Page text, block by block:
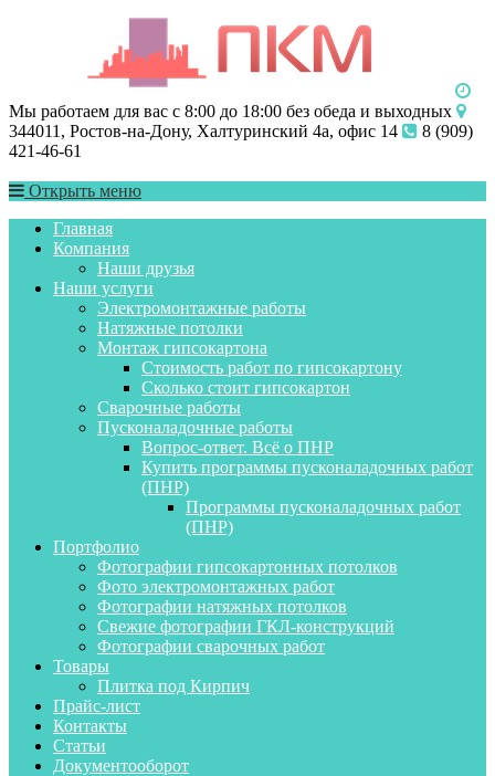
Мы работаем для вас с 8:00 до 18:00 без обеда и выходных
344011, Ростов-на-Дону, Халтуринский 4а, офис 14
8 (909)
421-46-61
Открыть меню
Главная
Компания
Наши друзья
Наши услуги
Электромонтажные работы
Натяжные потолки
Монтаж гипсокартона
Стоимость работ по гипсокартону
Сколько стоит гипсокартон
Сварочные работы
Пусконаладочные работы
Вопрос-ответ. Всё о ПНР
Купить программы пусконаладочных работ
(ПНР)
Программы пусконаладочных работ
(ПНР)
Портфолио
Фотографии гипсокартонных потолков
Фото электромонтажных работ
Фотографии натяжных потолков
Свежие фотографии ГКЛ-конструкций
Фотографии сварочных работ
Товары
Плитка под Кирпич
Прайс-лист
Контакты
Статьи
Документооборот